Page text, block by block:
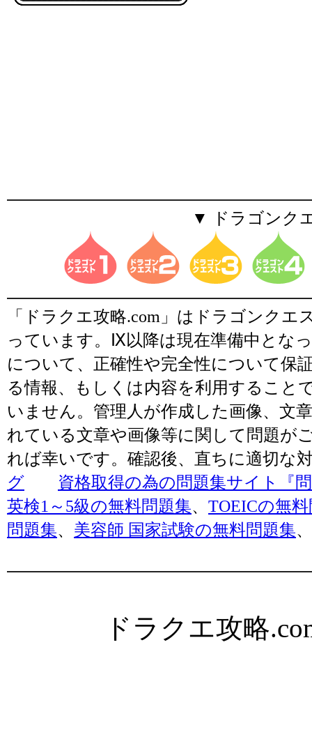
▼ ドラゴンク
「ドラクエ攻略.com」はドラゴンク
っています。Ⅸ以降は現在準備中とな
について、正確性や完全性について保
る情報、もしくは内容を利用すること
いません。管理人が作成した画像、文
れている文章や画像等に関して問題が
れば幸いです。確認後、直ちに適切な
グ
資格取得の為の問題集サイト『
英検1～5級の無料問題集、 TOEICの無
問題集、 美容師 国家試験の無料問題集、
ドラクエ攻略